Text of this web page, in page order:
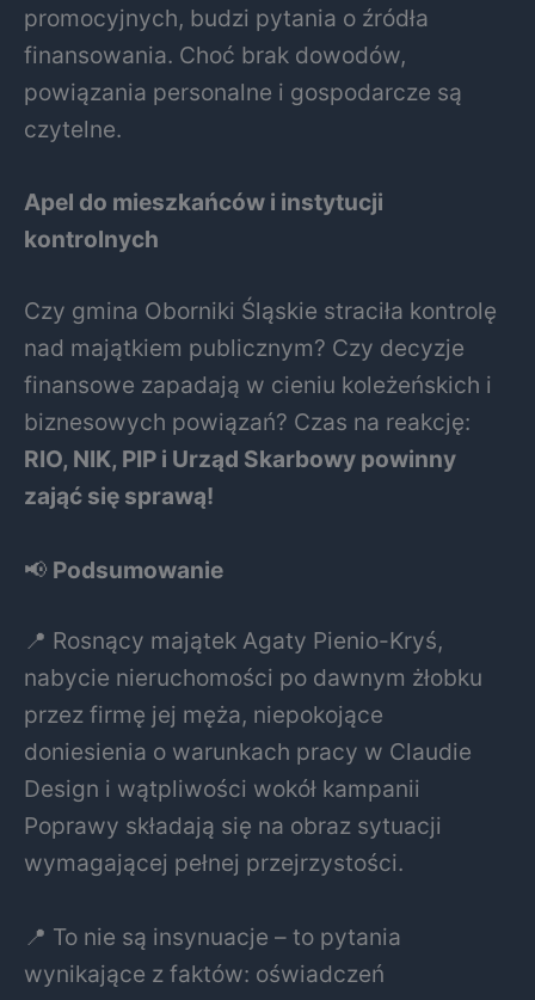
promocyjnych, budzi pytania o źródła
finansowania. Choć brak dowodów,
powiązania personalne i gospodarcze są
czytelne.
Apel do mieszkańców i instytucji
kontrolnych
Czy gmina Oborniki Śląskie straciła kontrolę
nad majątkiem publicznym? Czy decyzje
finansowe zapadają w cieniu koleżeńskich i
biznesowych powiązań? Czas na reakcję:
RIO, NIK, PIP i Urząd Skarbowy powinny
zająć się sprawą!
📢 Podsumowanie
📍 Rosnący majątek Agaty Pienio-Kryś,
nabycie nieruchomości po dawnym żłobku
przez firmę jej męża, niepokojące
doniesienia o warunkach pracy w Claudie
Design i wątpliwości wokół kampanii
Poprawy składają się na obraz sytuacji
wymagającej pełnej przejrzystości.
📍 To nie są insynuacje – to pytania
wynikające z faktów: oświadczeń